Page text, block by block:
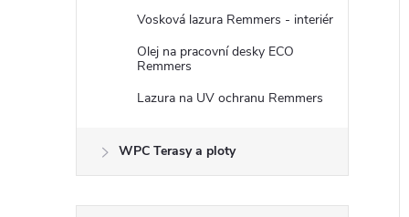
Vosková lazura Remmers - interiér
Olej na pracovní desky ECO
Remmers
Lazura na UV ochranu Remmers
WPC Terasy a ploty